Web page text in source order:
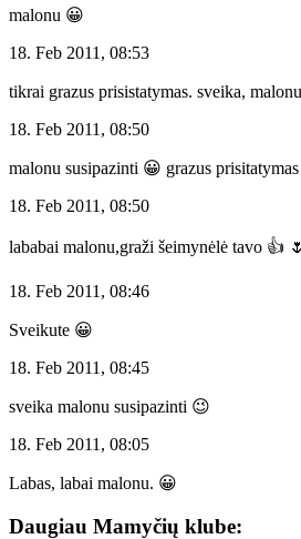
malonu 😀
18. Feb 2011, 08:53
tikrai grazus prisistatymas. sveika,
18. Feb 2011, 08:50
malonu susipazinti 😀 grazus
18. Feb 2011, 08:50
lababai malonu,graži šeimynėlė tavo 👍 🌷
18. Feb 2011, 08:46
Sveikute 😀
18. Feb 2011, 08:45
sveika malonu susipazinti 😉
18. Feb 2011, 08:05
Labas, labai malonu. 😀
Daugiau Mamyčių klube: